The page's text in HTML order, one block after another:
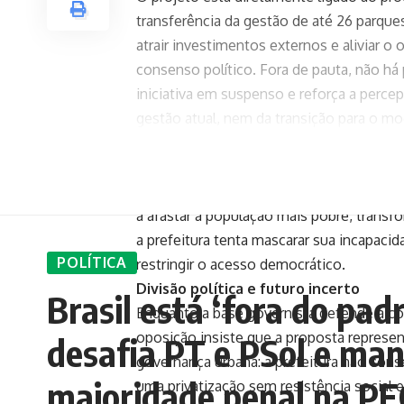
transferência da gestão de até 26
atrair investimentos externos e aliviar o
consenso político. Fora de pauta, não
iniciativa em suspenso e reforça a
gestão atual, nem da transição para o
a afastar a população mais pobre,
a prefeitura tenta mascarar sua
restringir o acesso democrático.
Divisão política e futuro incerto
Enquanto a base governista defende a
oposição insiste que a proposta
governança urbana: a prefeitura não
uma privatização sem resistência social
POLÍTICA
Brasil está ‘fora do
desafia PT e PSol e